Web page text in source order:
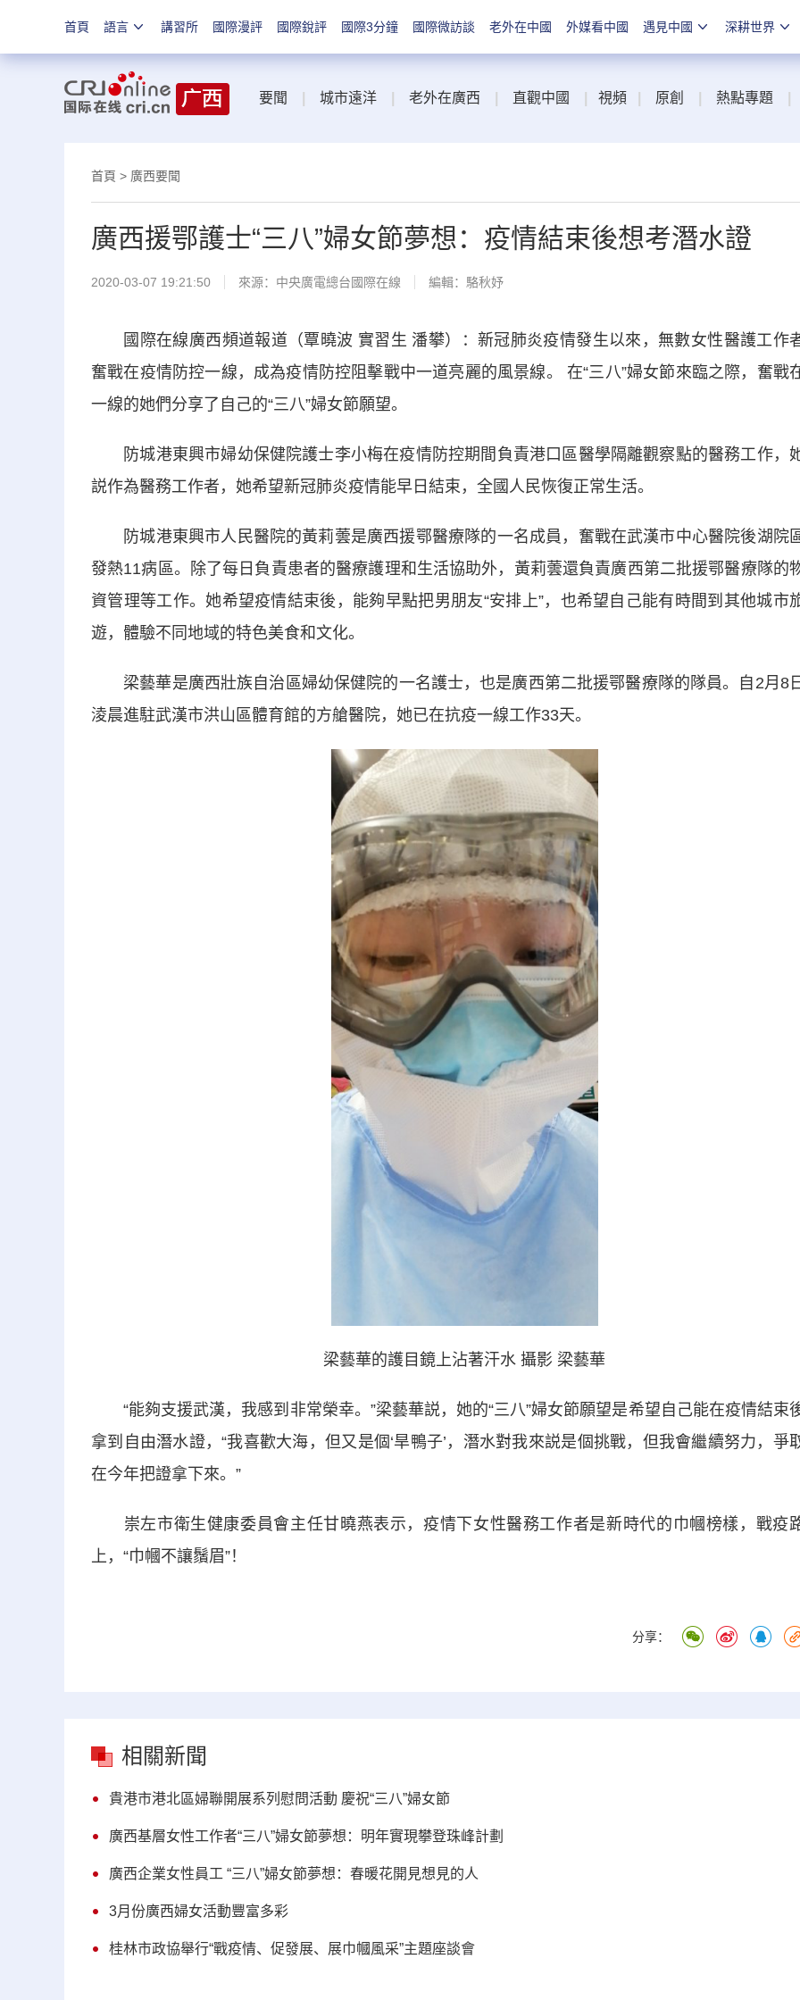
首頁 語言 講習所 國際漫評 國際銳評 國際3分鐘 國際微訪談 老外在中國 外媒看中國 遇見中國 深耕世界
要聞 城市遠洋 老外在廣西 直觀中國 視頻 原創 熱點專題
首頁 > 廣西要聞
廣西援鄂護士“三八”婦女節夢想：疫情結束後想考潛水證
2020-03-07 19:21:50 來源： 中央廣電總台國際在線 編輯：駱秋妤
國際在線廣西頻道報道（覃曉波 實習生 潘攀）：新冠肺炎疫情發生以來，無數女性醫護工作
奮戰在疫情防控一線，成為疫情防控阻擊戰中一道亮麗的風景線。 在“三八”婦女節來臨之際，奮戰
一線的她們分享了自己的“三八”婦女節願望。
防城港東興市婦幼保健院護士李小梅在疫情防控期間負責港口區醫學隔離觀察點的醫務工作，
説作為醫務工作者，她希望新冠肺炎疫情能早日結束，全國人民恢復正常生活。
防城港東興市人民醫院的黃莉蕓是廣西援鄂醫療隊的一名成員，奮戰在武漢市中心醫院後湖院
發熱11病區。除了每日負責患者的醫療護理和生活協助外，黃莉蕓還負責廣西第二批援鄂醫療隊的
資管理等工作。她希望疫情結束後，能夠早點把男朋友“安排上”，也希望自己能有時間到其他城市
遊，體驗不同地域的特色美食和文化。
梁藝華是廣西壯族自治區婦幼保健院的一名護士，也是廣西第二批援鄂醫療隊的隊員。自2月8
淩晨進駐武漢市洪山區體育館的方艙醫院，她已在抗疫一線工作33天。
梁藝華的護目鏡上沾著汗水 攝影 梁藝華
“能夠支援武漢，我感到非常榮幸。”梁藝華説，她的“三八”婦女節願望是希望自己能在疫情結束
拿到自由潛水證，“我喜歡大海，但又是個‘旱鴨子’，潛水對我來説是個挑戰，但我會繼續努力，爭
在今年把證拿下來。”
崇左市衛生健康委員會主任甘曉燕表示，疫情下女性醫務工作者是新時代的巾幗榜樣，戰疫
上，“巾幗不讓鬚眉”！
分享：
相關新聞
貴港市港北區婦聯開展系列慰問活動 慶祝“三八”婦女節
廣西基層女性工作者“三八”婦女節夢想：明年實現攀登珠峰計劃
廣西企業女性員工 “三八”婦女節夢想：春暖花開見想見的人
3月份廣西婦女活動豐富多彩
桂林市政協舉行“戰疫情、促發展、展巾幗風采”主題座談會